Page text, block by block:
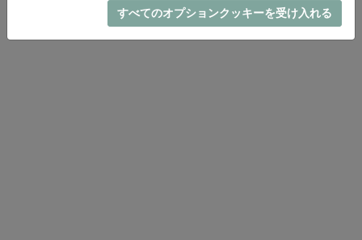
すべてのオプションクッキーを受け入れる